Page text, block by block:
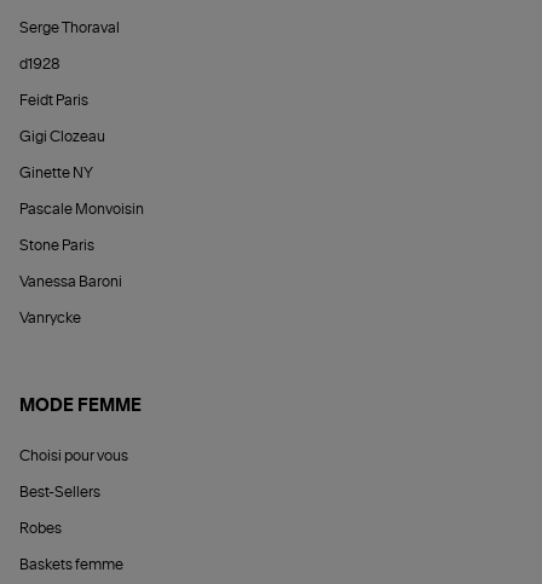
Serge Thoraval
d1928
Feidt Paris
Gigi Clozeau
Ginette NY
Pascale Monvoisin
Stone Paris
Vanessa Baroni
Vanrycke
MODE FEMME
Choisi pour vous
Best-Sellers
Robes
Baskets femme